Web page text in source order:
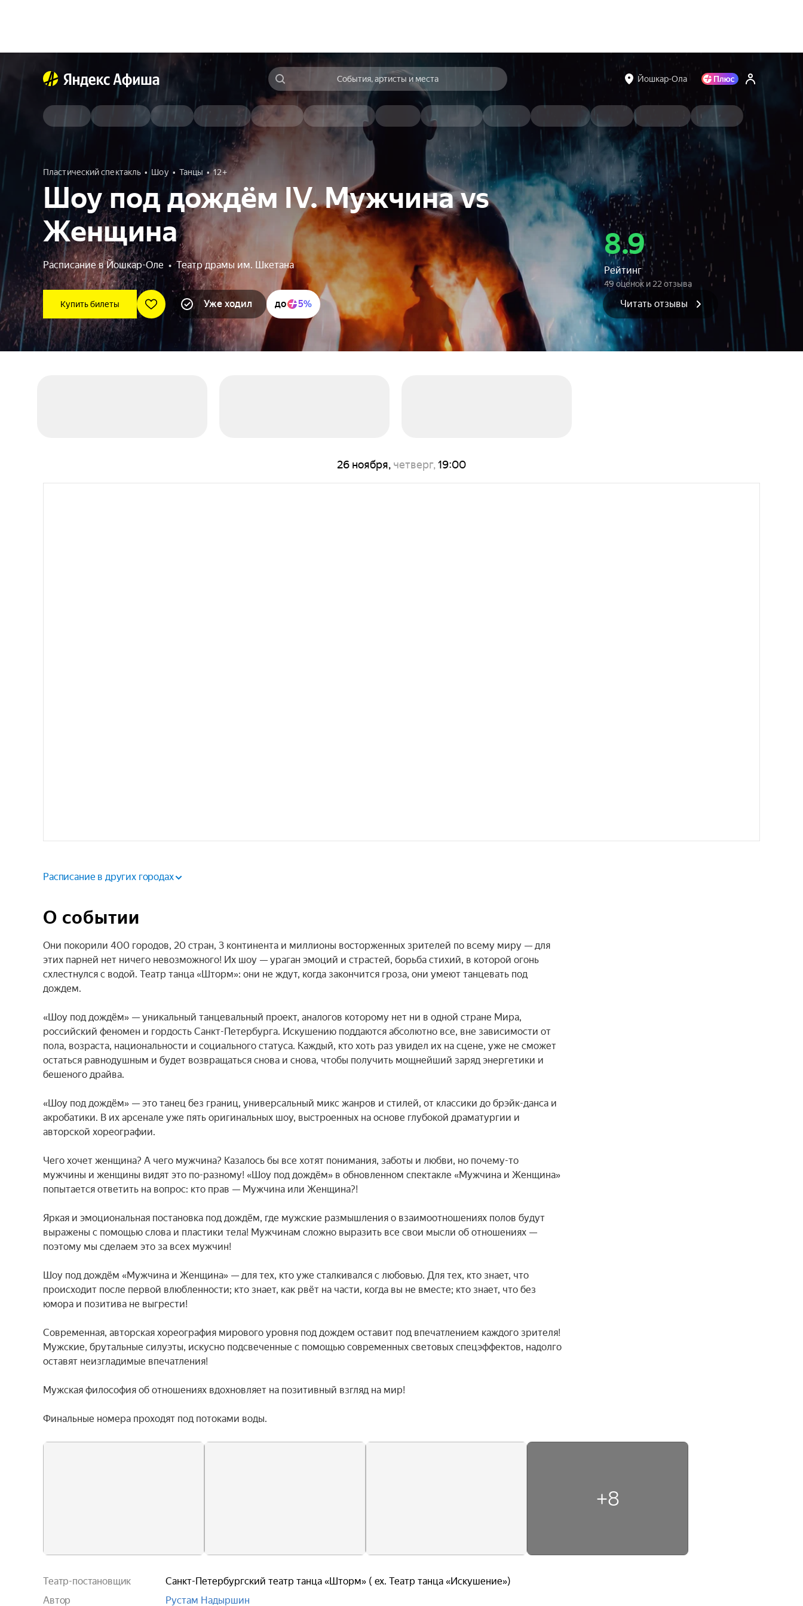
События, артисты и места Йошкар-Ола
Пластический спектакль Шоу Танцы 12+
Шоу под дождём IV. Мужчина vs
Женщина
Расписание в Йошкар-Оле •Театр драмы им. Шкетана
Купить билеты Уже ходил до 5%
8.9
Рейтинг
49 оценок и 22 отзыва
Читать отзывы
26 ноября, четверг, 19:00
Расписание в других городах
О событии
Они покорили 400 городов, 20 стран, 3 континента и миллионы восторженных зрителей по всему миру — для
этих парней нет ничего невозможного! Их шоу — ураган эмоций и страстей, борьба стихий, в которой огонь
схлестнулся с водой. Театр танца «Шторм»: они не ждут, когда закончится гроза, они умеют танцевать под
дождем.
«Шоу под дождём» — уникальный танцевальный проект, аналогов которому нет ни в одной стране Мира,
российский феномен и гордость Санкт-Петербурга. Искушению поддаются абсолютно все, вне зависимости от
пола, возраста, национальности и социального статуса. Каждый, кто хоть раз увидел их на сцене, уже не сможет
остаться равнодушным и будет возвращаться снова и снова, чтобы получить мощнейший заряд энергетики и
бешеного драйва.
«Шоу под дождём» — это танец без границ, универсальный микс жанров и стилей, от классики до брэйк-данса и
акробатики. В их арсенале уже пять оригинальных шоу, выстроенных на основе глубокой драматургии и
авторской хореографии.
Чего хочет женщина? А чего мужчина? Казалось бы все хотят понимания, заботы и любви, но почему-то
мужчины и женщины видят это по-разному! «Шоу под дождём» в обновленном спектакле «Мужчина и Женщина»
попытается ответить на вопрос: кто прав — Мужчина или Женщина?!
Яркая и эмоциональная постановка под дождём, где мужские размышления о взаимоотношениях полов будут
выражены с помощью слова и пластики тела! Мужчинам сложно выразить все свои мысли об отношениях —
поэтому мы сделаем это за всех мужчин!
Шоу под дождём «Мужчина и Женщина» — для тех, кто уже сталкивался с любовью. Для тех, кто знает, что
происходит после первой влюбленности; кто знает, как рвёт на части, когда вы не вместе; кто знает, что без
юмора и позитива не выгрести!
Современная, авторская хореография мирового уровня под дождем оставит под впечатлением каждого зрителя!
Мужские, брутальные силуэты, искусно подсвеченные с помощью современных световых спецэффектов, надолго
оставят неизгладимые впечатления!
Мужская философия об отношениях вдохновляет на позитивный взгляд на мир!
Финальные номера проходят под потоками воды.
+8
Театр-постановщик
Санкт-Петербургский театр танца «Шторм» ( ex. Театр танца «Искушение»)
Автор
Рустам Надыршин